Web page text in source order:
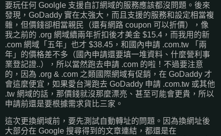
要玩任何 Goolgle 支援自訂網域的服務應該都沒問題。後來
發現，GoDaddy 實在太強大，而且支援的服務和設定相當複
雜，但價錢卻相當親民（還有網路 coupon 可以折價），像
我之前的 .org 網域續兩年折扣後才美金 $15.4，而我用的新
.com 網域「五年」也才 $38.45，和國內申請 .com.tw 「兩
年」的價格差不多（國內申請還要填一堆資料、什麼營利事
業登記證..），所以當然跑去申請 .com 的啦！不過要注意
的，因為 .org & .com 之類國際網域有促銷，在 GoDaddy 才
會這麼便宜，如果愛台灣跑去 GoDaddy 申請 .com.tw 或其他
.tw 網域的話，那價錢就沒那麼漂亮、甚至可能會更貴，所以
申請前還是要根據需求貨比三家。
這次更換網域前，要先測試自動轉址的問題。因為換網址後
大部分在 Google 搜尋得到的文章連結，都還是在